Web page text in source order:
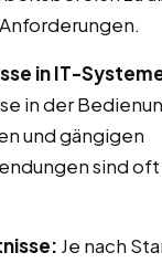
in IT-
in der
und gängigen
sind oft
Je nach